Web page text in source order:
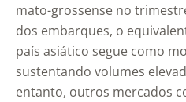
mato-grossense no
dos embarques, o
país asiático segue como
sustentando volumes
entanto, outros mercados